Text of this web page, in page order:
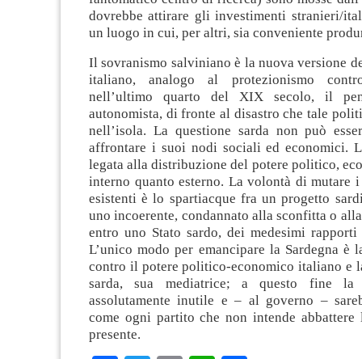
dovrebbe attirare gli investimenti stranieri/
un luogo in cui, per altri, sia conveniente
Il sovranismo salviniano è la nuova versione
italiano, analogo al protezionismo
nell’ultimo quarto del XIX secolo, il
autonomista, di fronte al disastro che tale
nell’isola. La questione sarda non può
affrontare i suoi nodi sociali ed economici.
legata alla distribuzione del potere politico,
interno quanto esterno. La volontà di mutare
esistenti è lo spartiacque fra un progetto
uno incoerente, condannato alla sconfitta o
entro uno Stato sardo, dei medesimi rapporti
L’unico modo per emancipare la Sardegna è
contro il potere politico-economico italiano e
sarda, sua mediatrice; a questo fine
assolutamente inutile e – al governo –
come ogni partito che non intende abbattere
presente.